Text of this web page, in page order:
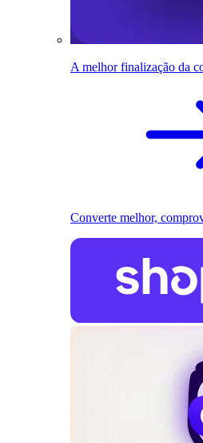
A melhor finalização da
Converte melhor,